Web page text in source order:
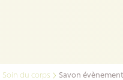
Soin du corps Savon évènement